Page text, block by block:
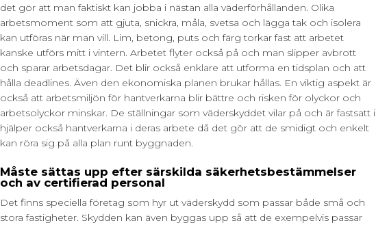
det gör att man faktiskt kan jobba i nästan alla väderförhållanden. Olika
arbetsmoment som att gjuta, snickra, måla, svetsa och lägga tak och isolera
kan utföras när man vill. Lim, betong, puts och färg torkar fast att arbetet
kanske utförs mitt i vintern. Arbetet flyter också på och man slipper avbrott
och sparar arbetsdagar. Det blir också enklare att utforma en tidsplan och att
hålla deadlines. Även den ekonomiska planen brukar hållas. En viktig aspekt är
också att arbetsmiljön för hantverkarna blir bättre och risken för olyckor och
arbetsolyckor minskar. De ställningar som väderskyddet vilar på och är fastsatt i
hjälper också hantverkarna i deras arbete då det gör att de smidigt och enkelt
kan röra sig på alla plan runt byggnaden.
Måste sättas upp efter särskilda säkerhetsbestämmelser
och av certifierad personal
Det finns speciella företag som hyr ut väderskydd som passar både små och
stora fastigheter. Skydden kan även byggas upp så att de exempelvis passar